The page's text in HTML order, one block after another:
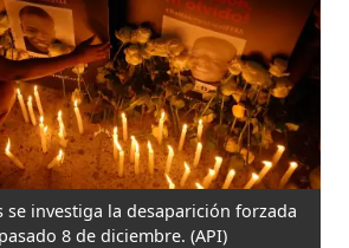
se investiga la desaparición forzada
8 de diciembre. (API)